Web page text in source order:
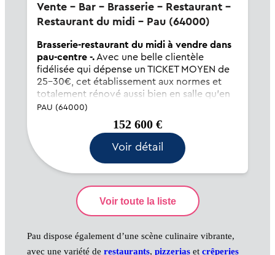
Vente - Bar - Brasserie - Restaurant -
Restaurant du midi - Pau (64000)
Brasserie-restaurant du midi à vendre dans
pau-centre -.Avec une belle clientèle
fidélisée qui dépense un TICKET MOYEN de
25-30€, cet établissement aux normes et
totalement rénové aussi bien en salle qu'en
cuisine conviendra à un duo de
professionnels. Ouvert 6 jours sur 7,
seulement les midis il exist...
PAU (64000)
152 600 €
Voir détail
Pau dispose également d’une scène culinaire vibrante,
avec une variété de restaurants, pizzeriaset crêperies